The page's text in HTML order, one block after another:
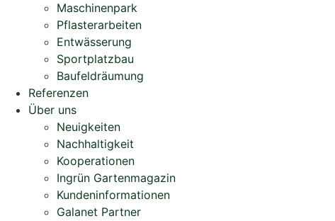
Maschinenpark
Pflasterarbeiten
Entwässerung
Sportplatzbau
Baufeldräumung
Referenzen
Über uns
Neuigkeiten
Nachhaltigkeit
Kooperationen
Ingrün Gartenmagazin
Kundeninformationen
Galanet Partner